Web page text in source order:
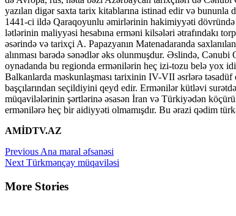
AMİDTV.AZ
Continue
Reading
Previous Ana maral əfsanəsi
Next Türkmənçay müqaviləsi
More Stories